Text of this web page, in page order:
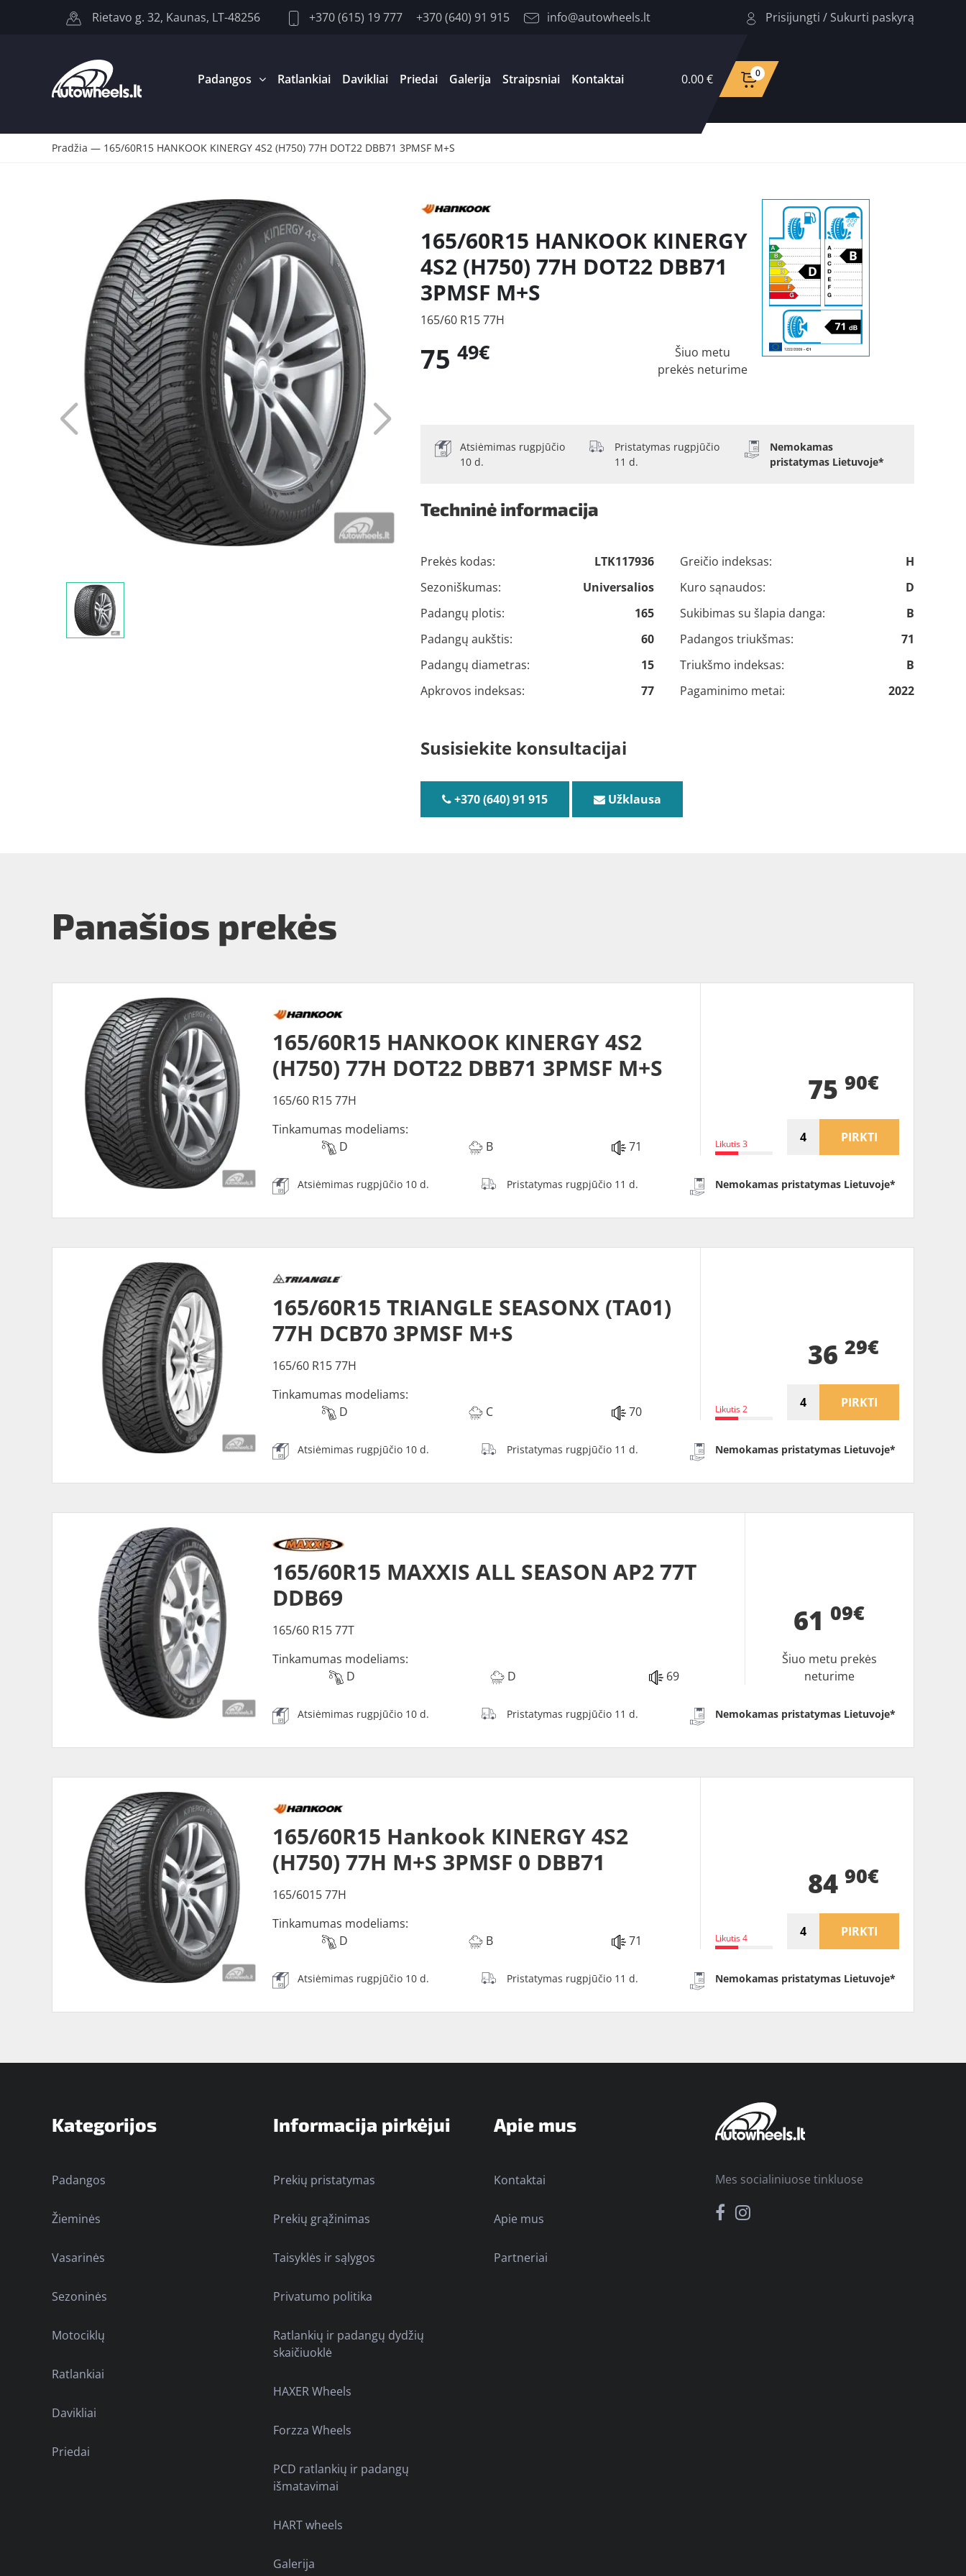
Rietavo g. 32, Kaunas, LT-48256 +370 (615) 19 777 +370 (640) 91 915 info@autowheels.lt Prisijungti / Sukurti paskyrą
Padangos Ratlankiai Davikliai Priedai Galerija Straipsniai Kontaktai 0.00 € 0
Pradžia — 165/60R15 HANKOOK KINERGY 4S2 (H750) 77H DOT22 DBB71 3PMSF M+S
165/60R15 HANKOOK KINERGY
4S2 (H750) 77H DOT22 DBB71
3PMSF M+S
165/60 R15 77H
75 49€
Šiuo metu
prekės neturime
Atsiėmimas rugpjūčio
10 d.
Pristatymas rugpjūčio
11 d.
Nemokamas
pristatymas Lietuvoje*
Techninė informacija
Prekės kodas:
LTK117936
Sezoniškumas:
Universalios
Padangų plotis:
165
Padangų aukštis:
60
Padangų diametras:
15
Apkrovos indeksas:
77
Greičio indeksas:
H
Kuro sąnaudos:
D
Sukibimas su šlapia danga:
B
Padangos triukšmas:
71
Triukšmo indeksas:
B
Pagaminimo metai:
2022
Susisiekite konsultacijai
+370 (640) 91 915 Užklausa
Panašios prekės
165/60R15 HANKOOK KINERGY 4S2
(H750) 77H DOT22 DBB71 3PMSF M+S
165/60 R15 77H
Tinkamumas modeliams:
D
B 71 Likutis 3
75 90€
PIRKTI
Atsiėmimas rugpjūčio 10 d. Pristatymas rugpjūčio 11 d. Nemokamas pristatymas Lietuvoje*
165/60R15 TRIANGLE SEASONX (TA01)
77H DCB70 3PMSF M+S
165/60 R15 77H
Tinkamumas modeliams:
D
C 70 Likutis 2
36 29€
PIRKTI
Atsiėmimas rugpjūčio 10 d. Pristatymas rugpjūčio 11 d. Nemokamas pristatymas Lietuvoje*
165/60R15 MAXXIS ALL SEASON AP2 77T
DDB69
165/60 R15 77T
Tinkamumas modeliams:
D
D 69
61 09€
Šiuo metu prekės
neturime
Atsiėmimas rugpjūčio 10 d. Pristatymas rugpjūčio 11 d. Nemokamas pristatymas Lietuvoje*
165/60R15 Hankook KINERGY 4S2
(H750) 77H M+S 3PMSF 0 DBB71
165/6015 77H
Tinkamumas modeliams:
D
B 71 Likutis 4
84 90€
PIRKTI
Atsiėmimas rugpjūčio 10 d. Pristatymas rugpjūčio 11 d. Nemokamas pristatymas Lietuvoje*
Kategorijos
Padangos
Žieminės
Vasarinės
Sezoninės
Motociklų
Ratlankiai
Davikliai
Priedai
Informacija pirkėjui
Prekių pristatymas
Prekių grąžinimas
Taisyklės ir sąlygos
Privatumo politika
Ratlankių ir padangų dydžių
skaičiuoklė
HAXER Wheels
Forzza Wheels
PCD ratlankių ir padangų
išmatavimai
HART wheels
Galerija
Apie mus
Kontaktai
Apie mus
Partneriai
Mes socialiniuose tinkluose